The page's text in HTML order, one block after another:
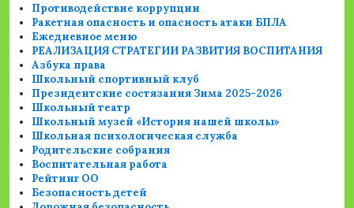
Противодействие коррупции
Ракетная опасность и опасность атаки БПЛА
Ежедневное меню
РЕАЛИЗАЦИЯ СТРАТЕГИИ РАЗВИТИЯ ВОСПИТАНИЯ
Азбука права
Школьный спортивный клуб
Президентские состязания Зима 2025-2026
Школьный театр
Школьный музей «История нашей школы»
Школьная психологическая служба
Родительские собрания
Воспитательная работа
Рейтинг ОО
Безопасность детей